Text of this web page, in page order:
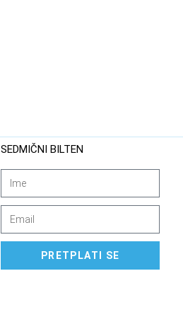
SEDMIČNI BILTEN
PRETPLATI SE